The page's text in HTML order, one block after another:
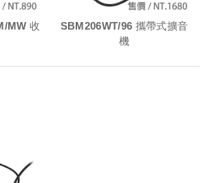
MW 收
SBM206WT/96 攜帶式擴音
機